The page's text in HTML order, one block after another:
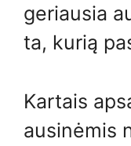
geriausia
ta, kurią
Kartais
ausinėmis